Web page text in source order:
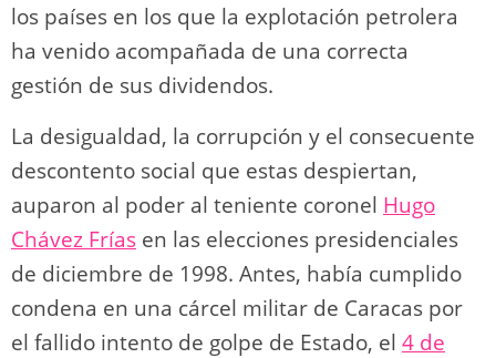
los países en los que la explotación petrolera
ha venido acompañada de una correcta
gestión de sus dividendos.
La desigualdad, la corrupción y el consecuente
descontento social que estas despiertan,
auparon al poder al teniente coronel Hugo
Chávez Frías en las elecciones presidenciales
de diciembre de 1998. Antes, había cumplido
condena en una cárcel militar de Caracas por
el fallido intento de golpe de Estado, el 4 de